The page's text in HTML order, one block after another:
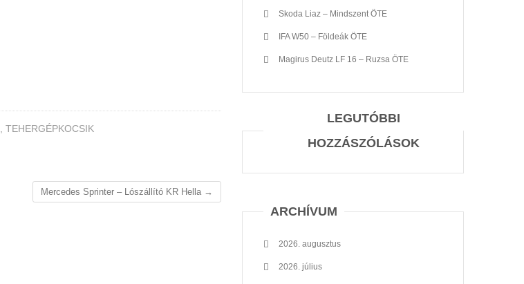
TEHERGÉPKOCSIK
Mercedes Sprinter – Lószállító KR Hella →
Skoda Liaz – Mindszent ÖTE
IFA W50 – Földeák ÖTE
Magirus Deutz LF 16 – Ruzsa ÖTE
LEGUTÓBBI
HOZZÁSZÓLÁSOK
ARCHÍVUM
2026. augusztus
2026. július